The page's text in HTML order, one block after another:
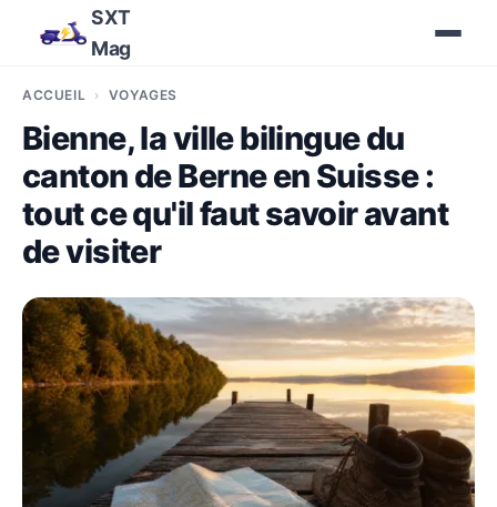
SXT
Mag
ACCUEIL VOYAGES
Bienne, la ville bilingue du
canton de Berne en Suisse :
tout ce qu'il faut savoir avant
de visiter